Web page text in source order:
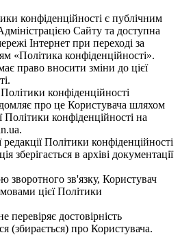
конфіденційності є публічним
Сайту та доступна
Інтернет при переході за
«Політика конфіденційності».
право вносити зміни до цієї
конфіденційності
про це Користувача шляхом
Політики конфіденційності на
Політики конфіденційності
зберігається в архіві документації
зв'язку, Користувач
цієї Політики
перевіряє достовірність
(збирається) про Користувача.